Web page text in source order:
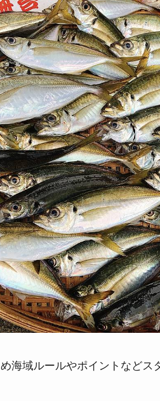
海域ルールやポイントなどス